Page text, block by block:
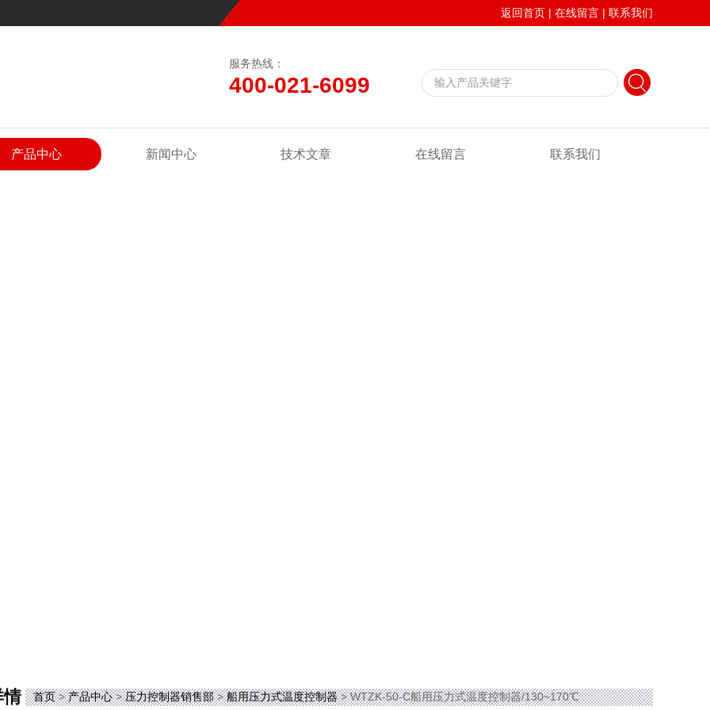
返回首页 | 在线留言 | 联系我们
服务热线：
400-021-6099
产品中心 新闻中心 技术文章 在线留言 联系我们
情 首页>产品中心>压力控制器销售部>船用压力式温度控制器> WTZK-50-C船用压力式温度控制器/130~170℃